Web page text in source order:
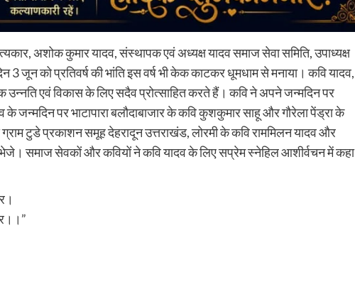
अशोक कुमार यादव, संस्थापक एवं अध्यक्ष यादव समाज सेवा समिति, उपाध्यक्ष
3 जून को प्रतिवर्ष की भांति इस वर्ष भी केक काटकर धूमधाम से मनाया। कवि यादव,
उन्नति एवं विकास के लिए सदैव प्रोत्साहित करते हैं। कवि ने अपने जन्मदिन पर
के जन्मदिन पर भाटापारा बलौदाबाजार के कवि कुशकुमार साहू और गौरेला पेंड्रा के
टुडे प्रकाशन समूह देहरादून उत्तराखंड, लोरमी के कवि राममिलन यादव और
भेजे। समाज सेवकों और कवियों ने कवि यादव के लिए सप्रेम स्नेहिल आशीर्वचन में कहा